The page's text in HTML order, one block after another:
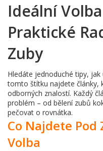
Ideální
Praktické
Zuby
Hledáte jednoduché tipy,
tomto štítku najdete články,
odborných znalostí. Každý
problém – od bělení zubů
pečovat o rovnátka.
Co Najdete
Volba